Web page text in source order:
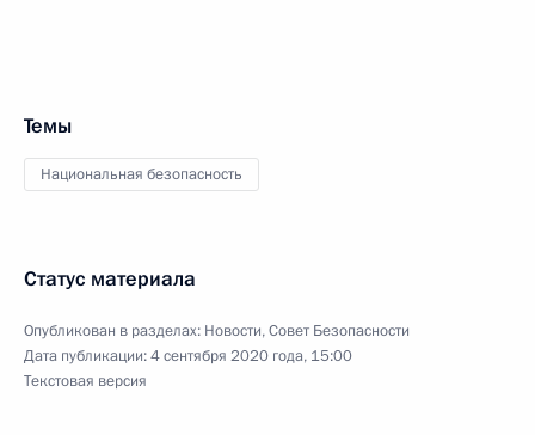
Темы
Национальная безопасность
Статус материала
Опубликован в разделах: Новости,Совет Безопасности
Дата публикации:4 сентября 2020 года, 15:00
Текстовая версия